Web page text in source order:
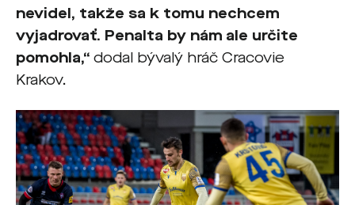
nevidel, takže sa k tomu nechcem
vyjadrovať. Penalta by nám ale určite
pomohla,“ dodal bývalý hráč Cracovie
Krakov.